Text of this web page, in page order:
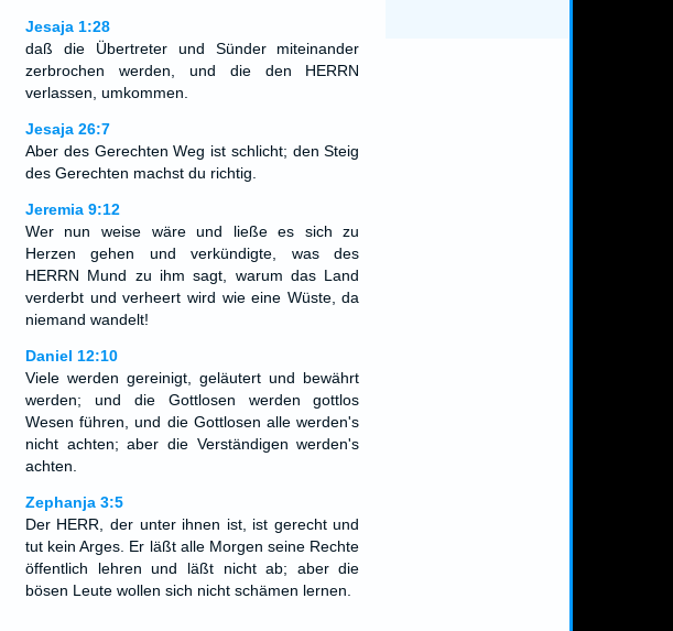
Jesaja 1:28
daß die Übertreter und Sünder miteinander
zerbrochen werden, und die den HERRN
verlassen, umkommen.
Jesaja 26:7
Aber des Gerechten Weg ist schlicht; den Steig
des Gerechten machst du richtig.
Jeremia 9:12
Wer nun weise wäre und ließe es sich zu
Herzen gehen und verkündigte, was des
HERRN Mund zu ihm sagt, warum das Land
verderbt und verheert wird wie eine Wüste, da
niemand wandelt!
Daniel 12:10
Viele werden gereinigt, geläutert und bewährt
werden; und die Gottlosen werden gottlos
Wesen führen, und die Gottlosen alle werden's
nicht achten; aber die Verständigen werden's
achten.
Zephanja 3:5
Der HERR, der unter ihnen ist, ist gerecht und
tut kein Arges. Er läßt alle Morgen seine Rechte
öffentlich lehren und läßt nicht ab; aber die
bösen Leute wollen sich nicht schämen lernen.